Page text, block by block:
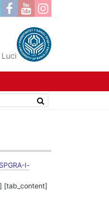
SPGRA-I-
[tab_content]